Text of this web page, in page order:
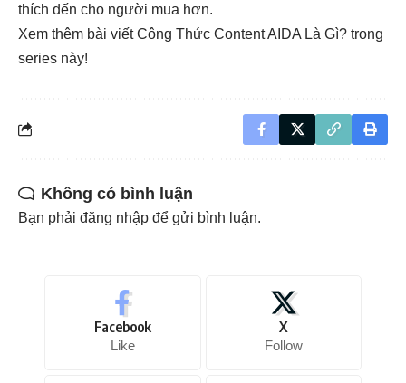
thích đến cho người mua hơn.
Xem thêm bài viếtCông Thức Content AIDA Là Gì? trong
series này!
Không có bình luận
Bạn phải đăng nhập để gửi bình luận.
Facebook
Like
X
Follow